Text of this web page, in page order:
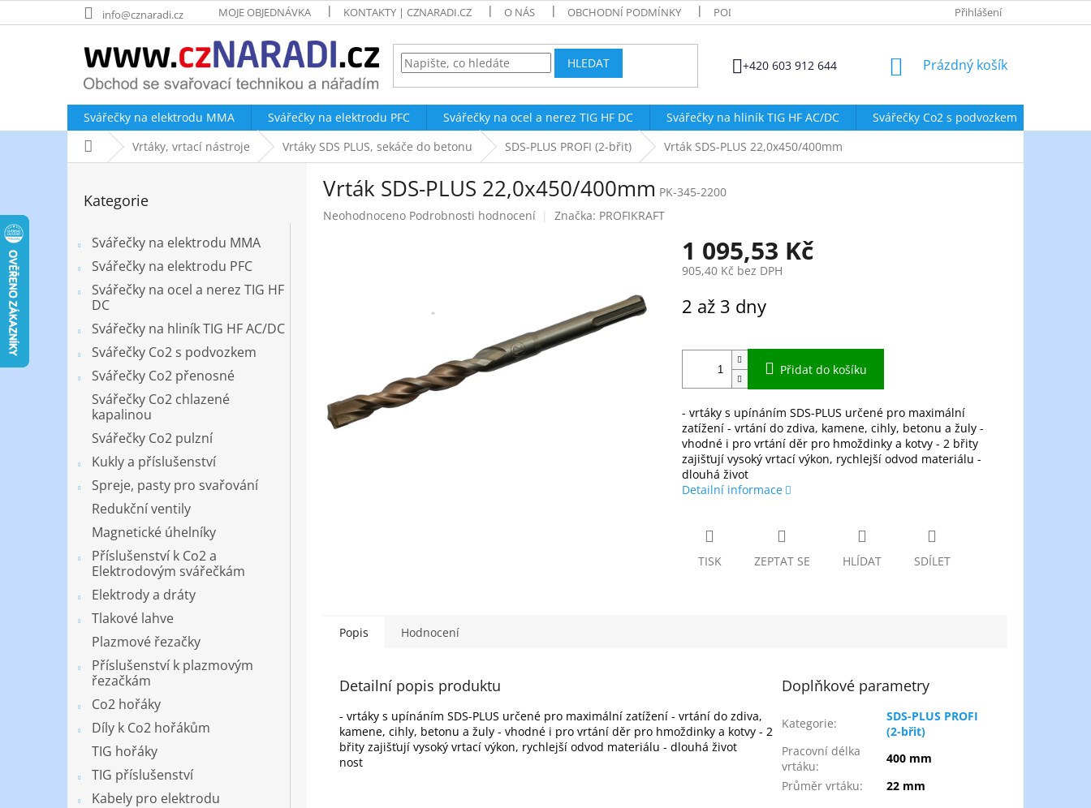
na
info@cznaradi.cz MOJE OBJEDNÁVKA KONTAKTY | CZNARADI.CZ O NÁS OBCHODNÍ PODMÍNKY PODMÍNKY OCHRANY OSOBNÍCH ÚDAJŮ ZÁSADY POUŽÍVÁNÍ
Přihlášení
HLEDAT +420 603 912 644
NÁKUPNÍ
Prázdný košík
Svářečky na elektrodu MMA Svářečky na elektrodu PFC Svářečky na ocel a nerez TIG HF DC Svářečky na hliník TIG HF AC/DC Svářečky Co2 s podvozkem
Domů Vrtáky, vrtací nástroje Vrtáky SDS PLUS, sekáče do betonu SDS-PLUS PROFI (2-břit) Vrták SDS-PLUS 22,0x450/400mm
kategorie
Kategorie
Svářečky na elektrodu MMA
Svářečky na elektrodu PFC
Svářečky na ocel a nerez TIG HF
DC
Svářečky na hliník TIG HF AC/DC
Svářečky Co2 s podvozkem
Svářečky Co2 přenosné
Svářečky Co2 chlazené
kapalinou
Svářečky Co2 pulzní
Kukly a příslušenství
Spreje, pasty pro svařování
Redukční ventily
Magnetické úhelníky
Příslušenství k Co2 a
Elektrodovým svářečkám
Elektrody a dráty
Tlakové lahve
Plazmové řezačky
Příslušenství k plazmovým
řezačkám
Co2 hořáky
Díly k Co2 hořákům
TIG hořáky
TIG příslušenství
Kabely pro elektrodu
Vrták SDS-PLUS 22,0x450/400mm PK-345-2200
Průměrné
Neohodnoceno Podrobnosti hodnocení Značka: PROFIKRAFT
1 095,53 Kč
905,40 Kč bez DPH
cena:
2 až 3 dny
Přidat do košíku
- vrtáky s upínáním SDS-PLUS určené pro maximální
zatížení - vrtání do zdiva, kamene, cihly, betonu a žuly -
vhodné i pro vrtání děr pro hmoždinky a kotvy - 2 břity
zajišťují vysoký vrtací výkon, rychlejší odvod materiálu -
dlouhá život
Detailní informace
TISK ZEPTAT SE HLÍDAT SDÍLET
Popis Hodnocení
Detailní popis produktu
- vrtáky s upínáním SDS-PLUS určené pro maximální zatížení - vrtání do zdiva,
kamene, cihly, betonu a žuly - vhodné i pro vrtání děr pro hmoždinky a kotvy - 2
břity zajišťují vysoký vrtací výkon, rychlejší odvod materiálu - dlouhá život
nost
Doplňkové parametry
Kategorie:
SDS-PLUS PROFI
(2-břit)
Pracovní délka
vrtáku:
400 mm
Průměr vrtáku: 22 mm